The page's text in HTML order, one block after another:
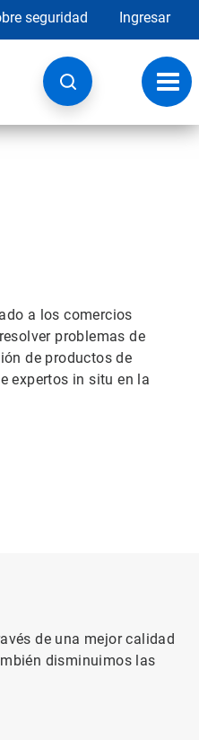
seguridad Ingresar
de
a los comercios
problemas de
de productos de
expertos in situ en la
de una mejor calidad
disminuimos las